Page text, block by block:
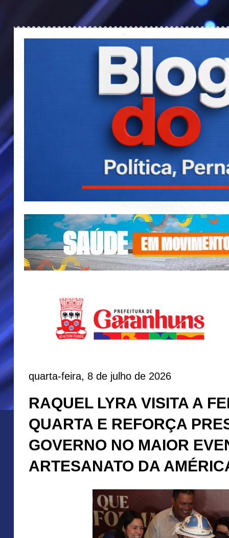
quarta-feira, 8 de julho de 2026
RAQUEL LYRA VISITA A
QUARTA E REFORÇA
GOVERNO NO MAIOR
ARTESANATO DA